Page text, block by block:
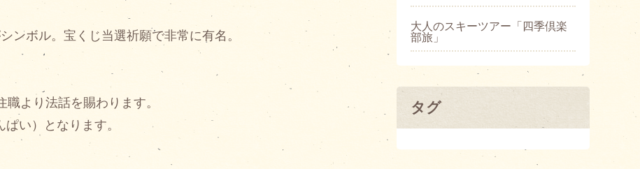
ンボル。宝くじ当選祈願で非常に有名。
より法話を賜わります。
い）となります。
大人のスキーツアー「四季倶楽
部旅」
タグ